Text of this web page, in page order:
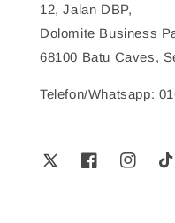
12, Jalan DBP,
Dolomite Business
68100 Batu Caves,
Telefon/Whatsapp: